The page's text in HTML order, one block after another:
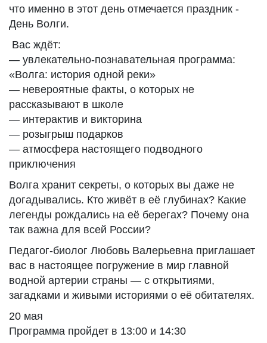
что именно в этот день отмечается праздник -
День Волги.
Вас ждёт:
— увлекательно-познавательная программа:
«Волга: история одной реки»
— невероятные факты, о которых не
рассказывают в школе
— интерактив и викторина
— розыгрыш подарков
— атмосфера настоящего подводного
приключения
Волга хранит секреты, о которых вы даже не
догадывались. Кто живёт в её глубинах? Какие
легенды рождались на её берегах? Почему она
так важна для всей России?
Педагог-биолог Любовь Валерьевна приглашает
вас в настоящее погружение в мир главной
водной артерии страны — с открытиями,
загадками и живыми историями о её обитателях.
20 мая
Программа пройдет в 13:00 и 14:30